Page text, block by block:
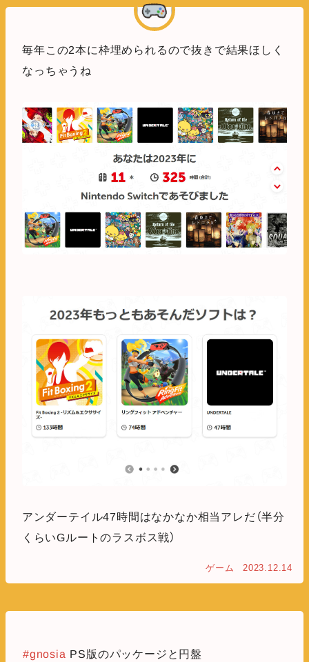
毎年この2本に枠埋められるので抜きで結果ほしく
なっちゃうね
アンダーテイル47時間はなかなか相当アレだ（半分
くらいGルートのラスボス戦）
ゲーム 2023.12.14
#gnosia PS版のパッケージと円盤